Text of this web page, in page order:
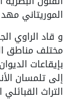
الموريتاني
و قاد الراوي
مختلف مناطق
بإيقاعات
إلى تلمسان
التراث